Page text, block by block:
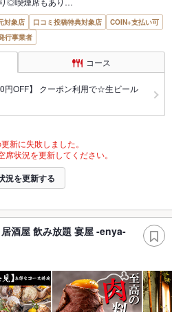
対象店 口コミ投稿特典対象店
COIN+支払い可
行事業者
コース
円OFF】 クーポン利用で☆生ビール
新に失敗しました。
状況を更新してください。
況を更新する
酒屋 飲み放題 宴屋 -enya-